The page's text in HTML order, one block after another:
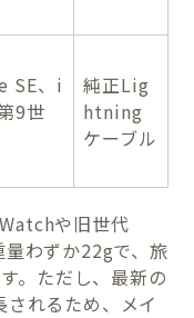
SE、i
9世
純正Lig
htning
ケーブル
や旧世代
わずか22gで、旅
。ただし、最新の
れるため、メイ